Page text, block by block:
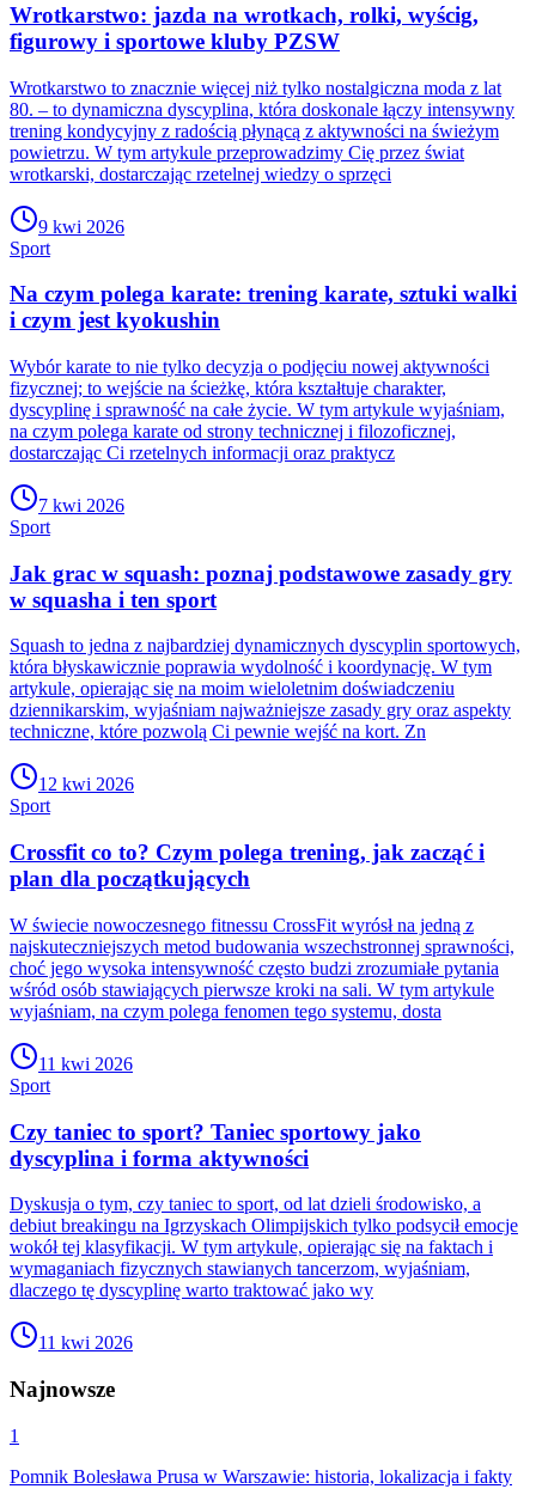
Wrotkarstwo: jazda na wrotkach, rolki, wyścig,
figurowy i sportowe kluby PZSW
Wrotkarstwo to znacznie więcej niż tylko nostalgiczna moda z lat
80. – to dynamiczna dyscyplina, która doskonale łączy intensywny
trening kondycyjny z radością płynącą z aktywności na świeżym
powietrzu. W tym artykule przeprowadzimy Cię przez świat
wrotkarski, dostarczając rzetelnej wiedzy o sprzęci
9 kwi 2026
Sport
Na czym polega karate: trening karate, sztuki walki
i czym jest kyokushin
Wybór karate to nie tylko decyzja o podjęciu nowej aktywności
fizycznej; to wejście na ścieżkę, która kształtuje charakter,
dyscyplinę i sprawność na całe życie. W tym artykule wyjaśniam,
na czym polega karate od strony technicznej i filozoficznej,
dostarczając Ci rzetelnych informacji oraz praktycz
7 kwi 2026
Sport
Jak grac w squash: poznaj podstawowe zasady gry
w squasha i ten sport
Squash to jedna z najbardziej dynamicznych dyscyplin sportowych,
która błyskawicznie poprawia wydolność i koordynację. W tym
artykule, opierając się na moim wieloletnim doświadczeniu
dziennikarskim, wyjaśniam najważniejsze zasady gry oraz aspekty
techniczne, które pozwolą Ci pewnie wejść na kort. Zn
12 kwi 2026
Sport
Crossfit co to? Czym polega trening, jak zacząć i
plan dla początkujących
W świecie nowoczesnego fitnessu CrossFit wyrósł na jedną z
najskuteczniejszych metod budowania wszechstronnej sprawności,
choć jego wysoka intensywność często budzi zrozumiałe pytania
wśród osób stawiających pierwsze kroki na sali. W tym artykule
wyjaśniam, na czym polega fenomen tego systemu, dosta
11 kwi 2026
Sport
Czy taniec to sport? Taniec sportowy jako
dyscyplina i forma aktywności
Dyskusja o tym, czy taniec to sport, od lat dzieli środowisko, a
debiut breakingu na Igrzyskach Olimpijskich tylko podsycił emocje
wokół tej klasyfikacji. W tym artykule, opierając się na faktach i
wymaganiach fizycznych stawianych tancerzom, wyjaśniam,
dlaczego tę dyscyplinę warto traktować jako wy
11 kwi 2026
Najnowsze
1
Pomnik Bolesława Prusa w Warszawie: historia, lokalizacja i fakty